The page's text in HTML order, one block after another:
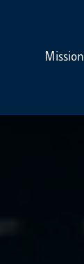
Mission